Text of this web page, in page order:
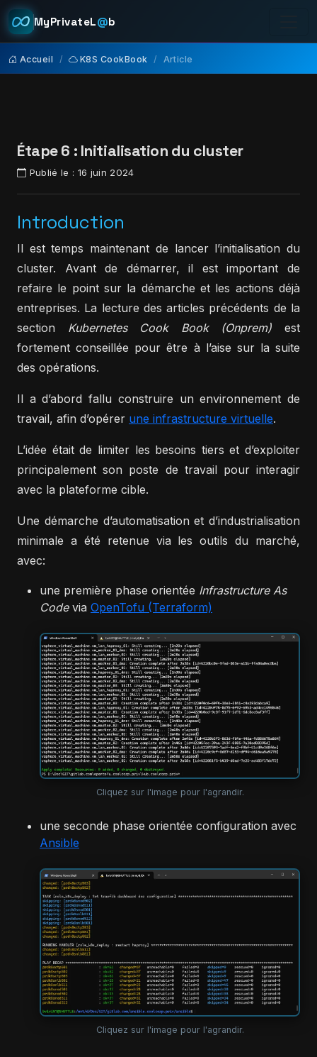
MyPrivateL@b
Accueil K8S CookBook Article
Étape 6 : Initialisation du cluster
Publié le : 16 juin 2024
Introduction
Il est temps maintenant de lancer l’initialisation du
cluster. Avant de démarrer, il est important de
refaire le point sur la démarche et les actions déjà
entreprises. La lecture des articles précédents de la
section Kubernetes Cook Book (Onprem) est
fortement conseillée pour être à l’aise sur la suite
des opérations.
Il a d’abord fallu construire un environnement de
travail, afin d’opérer une infrastructure virtuelle.
L’idée était de limiter les besoins tiers et d’exploiter
principalement son poste de travail pour interagir
avec la plateforme cible.
Une démarche d’automatisation et d’industrialisation
minimale a été retenue via les outils du marché,
avec:
une première phase orientée Infrastructure As
Codevia OpenTofu (Terraform)
Cliquez sur l'image pour l'agrandir.
une seconde phase orientée configuration avec
Ansible
Cliquez sur l'image pour l'agrandir.